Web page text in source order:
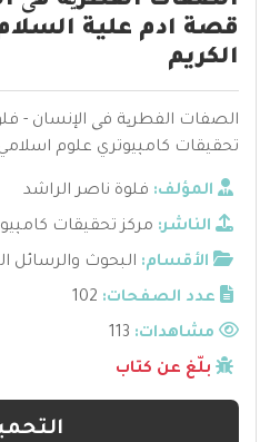
قصة ادم علية
الكريم
الصفات الفطریة فی الإنسان -
تحقيقات كامپيوتري علوم
المؤلف: فلوة ناصر الراشد
الناشر: مركز تحقيقات
الأقسام: البحوث والرسائل
عدد الصفحات: 102
مشاهدات:
بلّغ عن كتاب